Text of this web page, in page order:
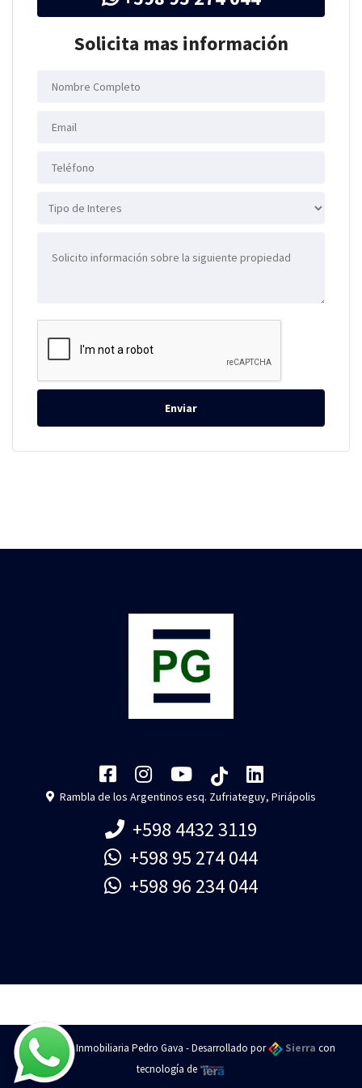
Solicita mas información
Enviar
Rambla de los Argentinos esq. Zufriateguy, Piriápolis
+598 4432 3119
+598 95 274 044
+598 96 234 044
Piriapolis - Inmobiliaria Pedro Gava - Desarrollado por Sierra con
tecnología de